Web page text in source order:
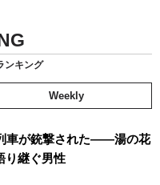
ンキング
Weekly
車が銃撃された――湯の花
り継ぐ男性